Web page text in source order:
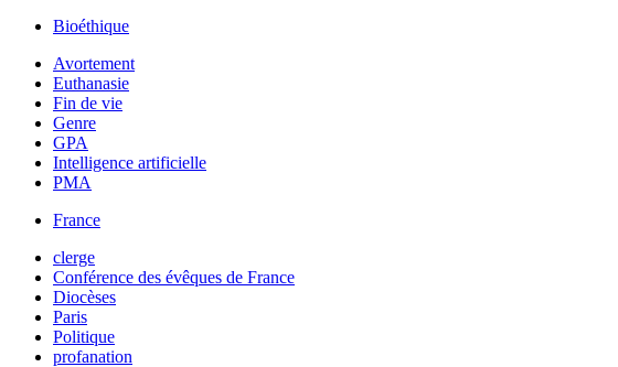
Bioéthique
Avortement
Euthanasie
Fin de vie
Genre
GPA
Intelligence artificielle
PMA
France
clerge
Conférence des évêques de France
Diocèses
Paris
Politique
profanation